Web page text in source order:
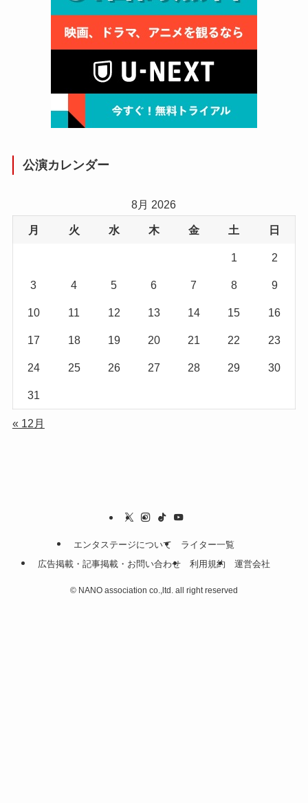
公演カレンダー
8月 2026
月 火 水 木 金 土 日
1 2
3 4 5 6 7 8 9
10 11 12 13 14 15 16
17 18 19 20 21 22 23
24 25 26 27 28 29 30
31
« 12月
エンタステージについて
ライター一覧
広告掲載・記事掲載・お問い合わせ
利用規約 運営会社
© NANO association co.,ltd. all right reserved